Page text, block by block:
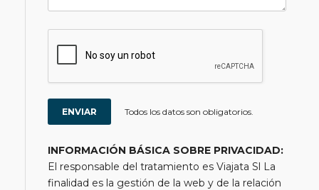
Todos los datos son obligatorios.
INFORMACIÓN BÁSICA SOBRE PRIVACIDAD:
El responsable del tratamiento es Viajata Sl La
finalidad es la gestión de la web y de la relación